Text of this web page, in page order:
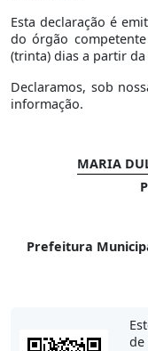
Esta declaração é
do órgão
(trinta) dias a partir
Declaramos, sob
informação.
MARIA
Prefeitura
de